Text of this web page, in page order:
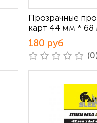
Прозрачные
карт 44 мм * 68
180 руб